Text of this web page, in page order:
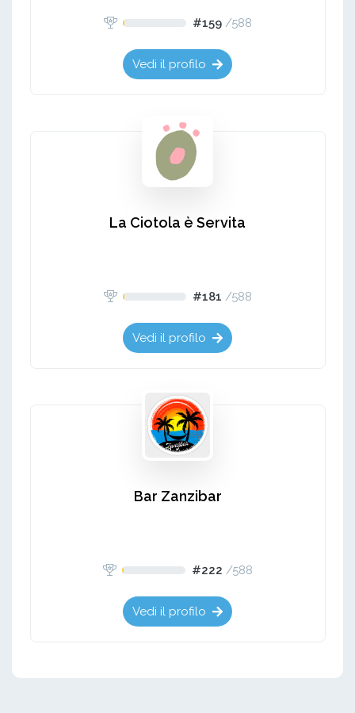
#159/588
Vedi il profilo
La Ciotola è Servita
#181 /588
Vedi il profilo
Bar Zanzibar
#222 /588
Vedi il profilo